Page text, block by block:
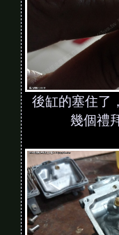
後缸的塞住了
幾個禮